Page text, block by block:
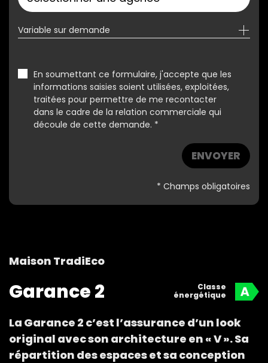
Variable sur demande
En soumettant ce formulaire, j'accepte que les
informations saisies soient utilisées, exploitées,
traitées pour permettre de me recontacter
dans le cadre de la relation commerciale qui
découle de cette demande. *
ENVOYER
* Champs obligatoires
Maison TradiEco
Garance 2
Classe
énergétique
La Garance 2 c’est l’assurance d’un look
original avec son architecture en « V ». Sa
répartition des espaces et sa conception